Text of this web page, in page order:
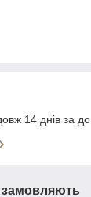
14 днів за